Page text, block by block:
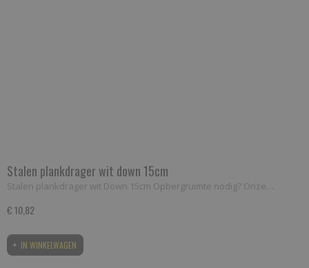
Stalen plankdrager wit down 15cm
Stalen plankdrager wit Down 15cm Opbergruimte nodig? Onze…
€ 10,82
IN WINKELWAGEN